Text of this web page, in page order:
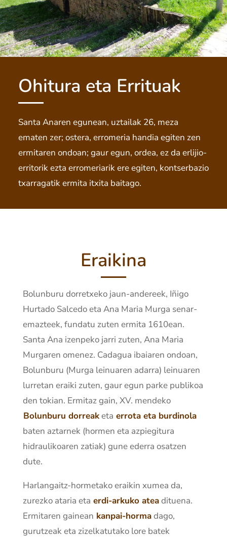
Ohitura eta Errituak
Santa Anaren egunean, uztailak 26, meza
ematen zer; ostera, erromeria handia egiten zen
ermitaren ondoan; gaur egun, ordea, ez da erlijio-
erritorik ezta erromeriarik ere egiten, kontserbazio
txarragatik ermita itxita baitago.
Eraikina
Bolunburu dorretxeko jaun-andereek, Iñigo
Hurtado Salcedo eta Ana Maria Murga senar-
emazteek, fundatu zuten ermita 1610ean.
Santa Ana izenpeko jarri zuten, Ana Maria
Murgaren omenez. Cadagua ibaiaren ondoan,
Bolunburu (Murga leinuaren adarra) leinuaren
lurretan eraiki zuten, gaur egun parke publikoa
den tokian. Ermitaz gain, XV. mendeko
Bolunburu dorreaketa errota eta burdinola
baten aztarnek (hormen eta azpiegitura
hidraulikoaren zatiak) gune ederra osatzen
dute.
Harlangaitz-hormetako eraikin xumea da,
zurezko ataria eta erdi-arkuko ateadituena.
Ermitaren gainean kanpai-hormadago,
gurutzeak eta zizelkatutako lore batek